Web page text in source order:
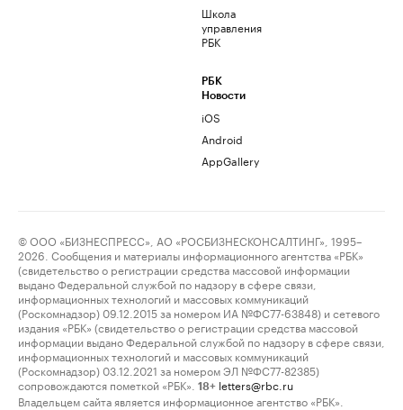
Школа
управления
РБК
РБК
Новости
iOS
Android
AppGallery
© ООО «БИЗНЕСПРЕСС», АО «РОСБИЗНЕСКОНСАЛТИНГ», 1995–
2026. Сообщения и материалы информационного агентства «РБК»
(свидетельство о регистрации средства массовой информации
выдано Федеральной службой по надзору в сфере связи,
информационных технологий и массовых коммуникаций
(Роскомнадзор) 09.12.2015 за номером ИА №ФС77-63848) и сетевого
издания «РБК» (свидетельство о регистрации средства массовой
информации выдано Федеральной службой по надзору в сфере связи,
информационных технологий и массовых коммуникаций
(Роскомнадзор) 03.12.2021 за номером ЭЛ №ФС77-82385)
сопровождаются пометкой «РБК».
18+ letters@rbc.ru
Владельцем сайта является информационное агентство «РБК».